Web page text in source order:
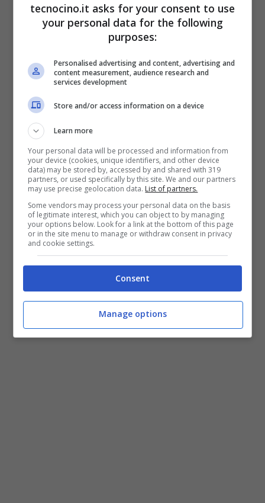
E proprio come l’accessorio ufficiale
progettato dalla stessa Apple, anche
sistema di aggancio in corrispondenza dei
magneti, in prossimità delle clip, per attivare
automaticamente la
alla funzione On/Off oppure metterlo in
standby quando lo si chiude. La batteria
sembra durerà 6 mesi con un uso giornaliero
di 2 ore, non male. Il
prezzodi Logitech
Ultrathin Keyboard Cover per iPad di terza
generazione e di seconda è di 99.99 euro. E
voi, siete a favore o contro la tastiera fisica
per iPad? Un’altra proposta simile è
tecnocino.it asks for your consent to use
your personal data for the following
purposes:
Personalised advertising and content, advertising and
content measurement, audience research and
services development
Store and/or access information on a device
Learn more
Your personal data will be processed and information from
your device (cookies, unique identifiers, and other device
data) may be stored by, accessed by and shared with 319
partners, or used specifically by this site. We and our partners
may use precise geolocation data. List of partners.
Some vendors may process your personal data on the basis
of legitimate interest, which you can object to by managing
your options below. Look for a link at the bottom of this page
or in the site menu to manage or withdraw consent in privacy
and cookie settings.
Consent
Manage options